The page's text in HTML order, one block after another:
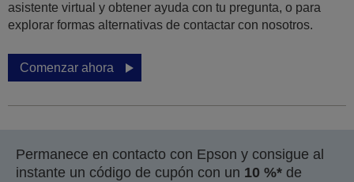
asistente virtual y obtener ayuda con tu pregunta, o para
explorar formas alternativas de contactar con nosotros.
Comenzar ahora
Permanece en contacto con Epson y consigue al
instante un código de cupón con un 10 %* de